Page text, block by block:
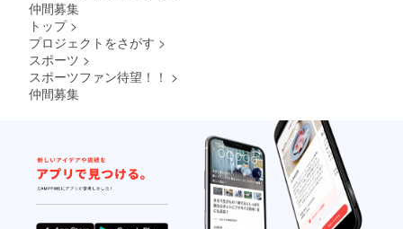
仲間募集
トップ >
プロジェクトをさがす >
スポーツ >
スポーツファン待望！！ >
仲間募集